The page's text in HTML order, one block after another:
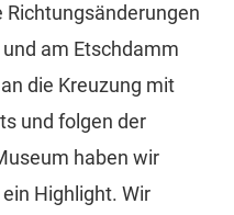
am Etschdamm
die Kreuzung mit
und folgen der
haben wir
Highlight. Wir